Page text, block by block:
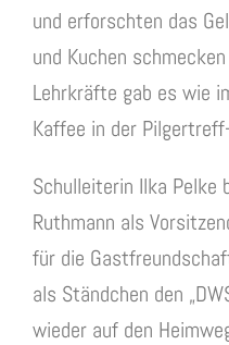
und erforschten das
und Kuchen
Lehrkräfte gab es wie
Kaffee in der
Schulleiterin Ilka Pelke
Ruthmann als
für die
als Ständchen den
wieder auf den